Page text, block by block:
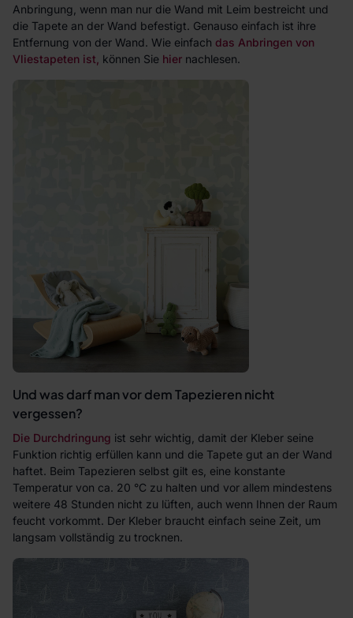
Anbringung, wenn man nur die Wand mit Leim bestreicht und
die Tapete an der Wand befestigt. Genauso einfach ist ihre
Entfernung von der Wand. Wie einfach das Anbringen von
Vliestapeten ist, können Sie hier nachlesen.
Und was darf man vor dem Tapezieren nicht
vergessen?
Die Durchdringung ist sehr wichtig, damit der Kleber seine
Funktion richtig erfüllen kann und die Tapete gut an der Wand
haftet. Beim Tapezieren selbst gilt es, eine konstante
Temperatur von ca. 20 °C zu halten und vor allem mindestens
weitere 48 Stunden nicht zu lüften, auch wenn Ihnen der Raum
feucht vorkommt. Der Kleber braucht einfach seine Zeit, um
langsam vollständig zu trocknen.